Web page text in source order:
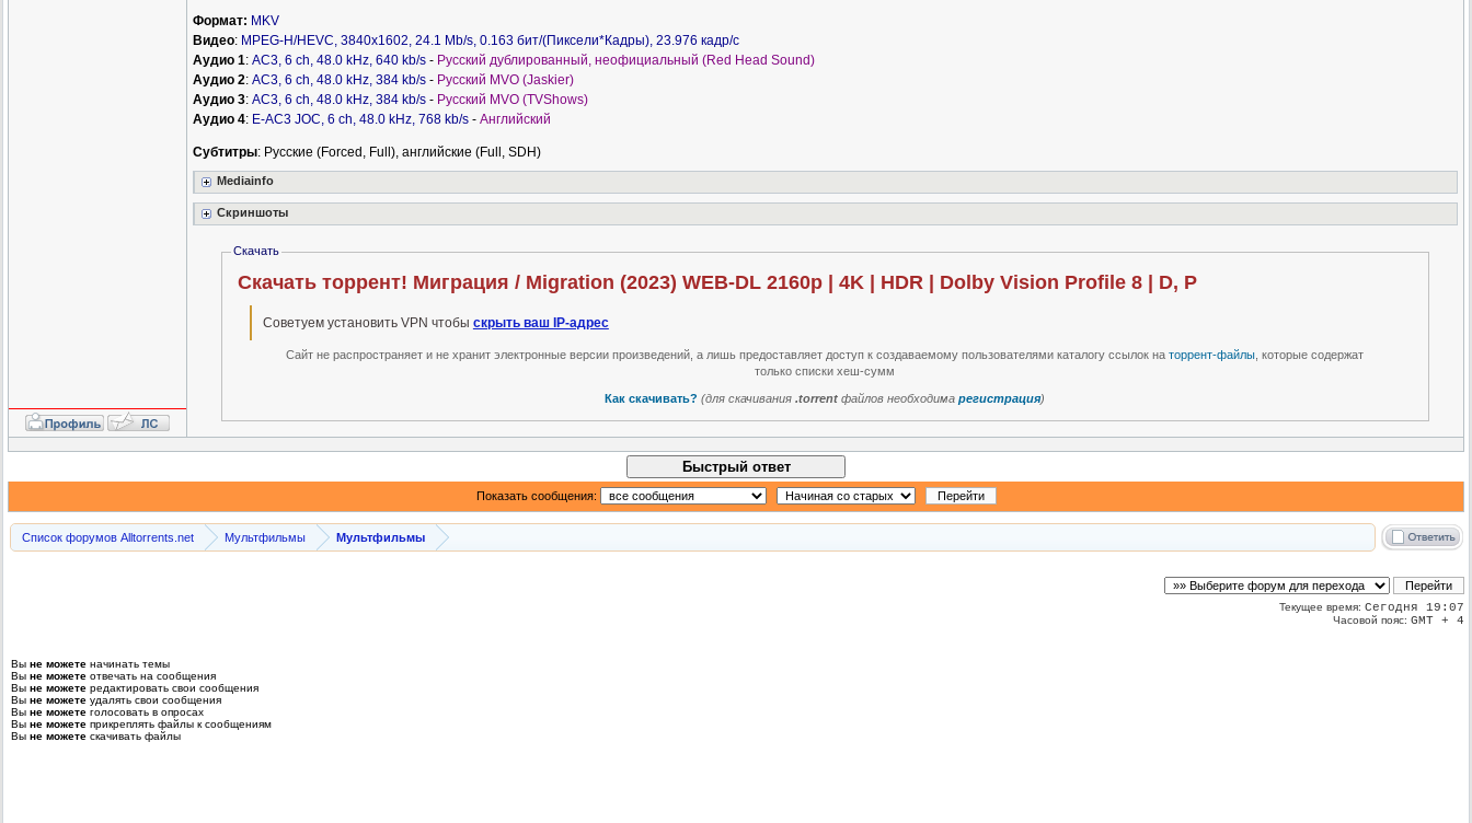
Формат: MKV
Видео: MPEG-H/HEVC, 3840x1602, 24.1 Mb/s, 0.163 бит/(Пиксели*Кадры), 23.976 кадр/с
Аудио 1: AC3, 6 ch, 48.0 kHz, 640 kb/s - Русский дублированный, неофициальный (Red Head Sound)
Аудио 2: AC3, 6 ch, 48.0 kHz, 384 kb/s - Русский MVO (Jaskier)
Аудио 3: AC3, 6 ch, 48.0 kHz, 384 kb/s - Русский MVO (TVShows)
Аудио 4: E-AC3 JOC, 6 ch, 48.0 kHz, 768 kb/s - Английский
Субтитры: Русские (Forced, Full), английские (Full, SDH)
Mediainfo
Скриншоты
Скачать
Скачать торрент! Миграция / Migration (2023) WEB-DL 2160p | 4K | HDR | Dolby Vision Profile 8 | D, P
Советуем установить VPN чтобы скрыть ваш IP-адрес
Сайт не распространяет и не хранит электронные версии произведений, а лишь предоставляет доступ к создаваемому пользователями каталогу ссылок наторрент-файлы , которые содержат
только списки хеш-сумм
Как скачивать? (для скачивания.torrent файлов необходимарегистрация)
Быстрый ответ
Показать сообщения:
Список форумов Alltorrents.net Мультфильмы Мультфильмы
Текущее время: Сегодня 19:07
Часовой пояс: GMT + 4
Вы не можете начинать темы
Вы не можете отвечать на сообщения
Вы не можете редактировать свои сообщения
Вы не можете удалять свои сообщения
Вы не можете голосовать в опросах
Вы не можете прикреплять файлы к сообщениям
Вы не можете скачивать файлы